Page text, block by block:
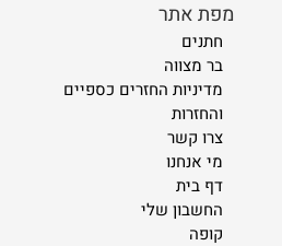
מפת אתר
חתנים
בר מצווה
מדיניות החזרים כספיים
והחזרות
צרו קשר
מי אנחנו
דף בית
החשבון שלי
קופה